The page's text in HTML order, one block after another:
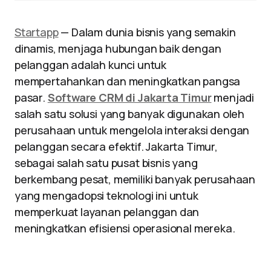
Startapp— Dalam dunia bisnis yang semakin
dinamis, menjaga hubungan baik dengan
pelanggan adalah kunci untuk
mempertahankan dan meningkatkan pangsa
pasar. Software CRM di Jakarta Timurmenjadi
salah satu solusi yang banyak digunakan oleh
perusahaan untuk mengelola interaksi dengan
pelanggan secara efektif. Jakarta Timur,
sebagai salah satu pusat bisnis yang
berkembang pesat, memiliki banyak perusahaan
yang mengadopsi teknologi ini untuk
memperkuat layanan pelanggan dan
meningkatkan efisiensi operasional mereka.